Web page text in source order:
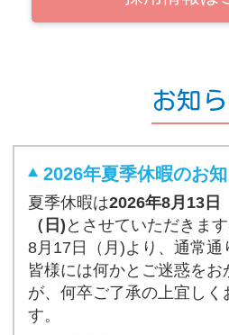
お知
2026年夏季休暇のお
夏季休暇は2026年8月13日
（日) とさせていただきます
8月17日（月)より、通常通
皆様には何かとご迷惑を
が、何卒ご了承の上宜しく
す。